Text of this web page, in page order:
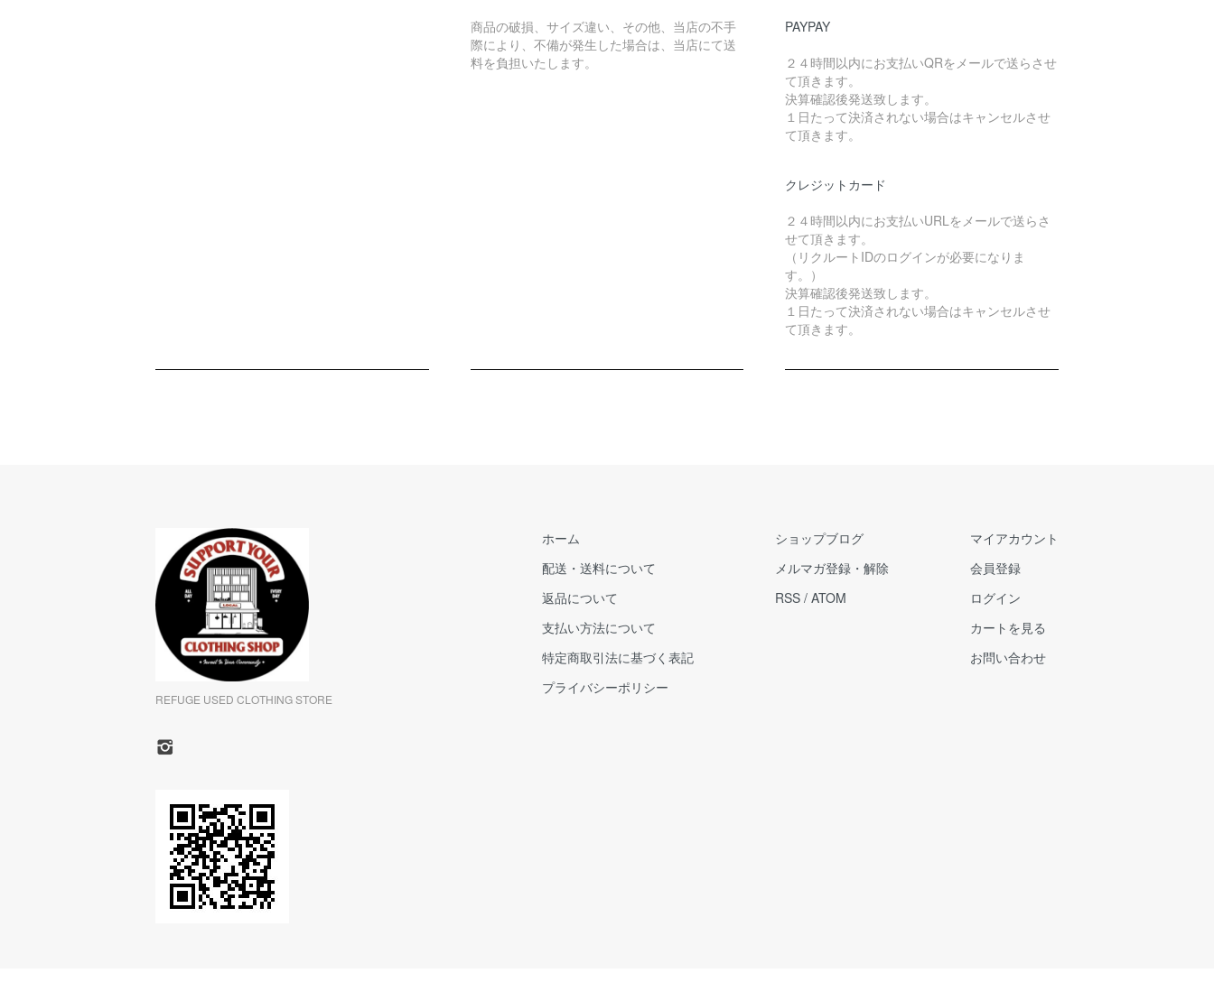
商品の破損、サイズ違い、その他、当店の不手
際により、不備が発生した場合は、当店にて送
料を負担いたします。
PAYPAY
２４時間以内にお支払いQRをメールで送らさせ
て頂きます。
決算確認後発送致します。
１日たって決済されない場合はキャンセルさせ
て頂きます。
クレジットカード
２４時間以内にお支払いURLをメールで送らさ
せて頂きます。
（リクルートIDのログインが必要になりま
す。）
決算確認後発送致します。
１日たって決済されない場合はキャンセルさせ
て頂きます。
REFUGE USED CLOTHING STORE
ホーム
配送・送料について
返品について
支払い方法について
特定商取引法に基づく表記
プライバシーポリシー
ショップブログ
メルマガ登録・解除
RSS / ATOM
マイアカウント
会員登録
ログイン
カートを見る
お問い合わせ